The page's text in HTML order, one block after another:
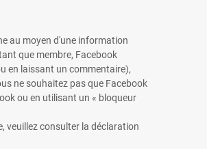
au moyen d'une information
que membre, Facebook
en laissant un commentaire),
ne souhaitez pas que Facebook
ou en utilisant un « bloqueur
veuillez consulter la déclaration